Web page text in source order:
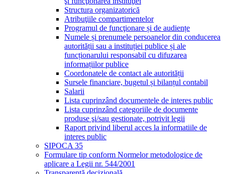
Structura organizatorică
Atribuţiile compartimentelor
Programul de funcţionare și de audiențe
Numele și prenumele persoanelor din conducerea
autorității sau a instituției publice și ale
funcționarului responsabil cu difuzarea
informațiilor publice
Coordonatele de contact ale autorității
Sursele financiare, bugetul și bilanțul contabil
Salarii
Lista cuprinzând documentele de interes public
Lista cuprinzând categoriile de documente
produse şi/sau gestionate, potrivit legii
Raport privind liberul acces la informatiile de
interes public
SIPOCA 35
Formulare tip conform Normelor metodologice de
aplicare a Legii nr. 544/2001